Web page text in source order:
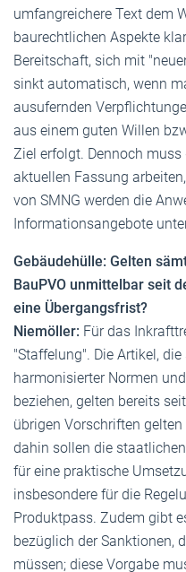
umfangreichere Text dem
baurechtlichen Aspekte
Bereitschaft, sich mit
sinkt automatisch, wenn
ausufernden
aus einem guten Willen
Ziel erfolgt. Dennoch
aktuellen Fassung
von SMNG werden die
Informationsangebote
Gebäudehülle: Gelten
BauPVO unmittelbar seit
eine Übergangsfrist?
Niemöller: Für das
"Staffelung". Die Artikel,
harmonisierter Normen
beziehen, gelten bereits
übrigen Vorschriften
dahin sollen die
für eine praktische
insbesondere für die
Produktpass. Zudem gibt
bezüglich der Sanktionen,
müssen; diese Vorgabe